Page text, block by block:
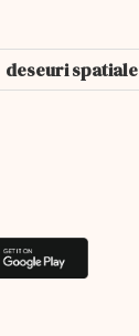
deseuri spatiale